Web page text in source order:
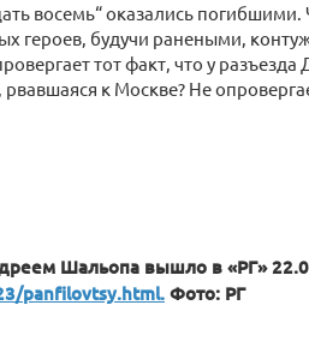
восемь“ оказались погибшими.
героев, будучи ранеными,
тот факт, что у разъезда
к Москве? Не
Шальопа вышло в «РГ»
panfilovtsy.html.Фото: РГ